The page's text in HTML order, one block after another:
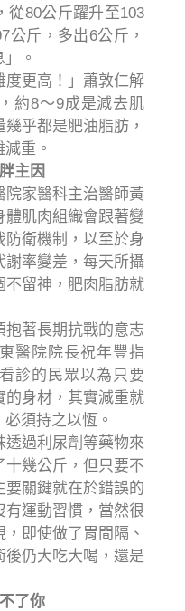
從80公斤躍升至103
公斤，多出6公斤，
。
度更高！」蕭敦仁解
約8～9成是減去肌
乎都是肥油脂肪，
重。
主因
家醫科主治醫師黃
體肌肉組織會跟著變
衛機制，以至於身
謝率變差，每天所攝
留神，肥肉脂肪就
抱著長期抗戰的意志
醫院院長祝年豐指
診的民眾以為只要
的身材，其實減重就
須持之以恆。
過利尿劑等藥物來
幾公斤，但只要不
關鍵就在於錯誤的
運動習慣，當然很
即使做了胃間隔、
後仍大吃大喝，還是
了你